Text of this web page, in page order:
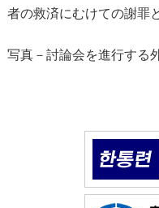
者の救済にむけての謝罪
写真－討論会を進行する